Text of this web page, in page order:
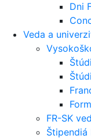
Dni
Veda a
FR-SK
Štipendiá